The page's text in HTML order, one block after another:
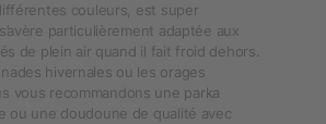
couleurs, est super
particulièrement adaptée aux
de plein air quand il fait froid dehors.
hivernales ou les orages
vous recommandons une parka
ou une doudoune de qualité avec